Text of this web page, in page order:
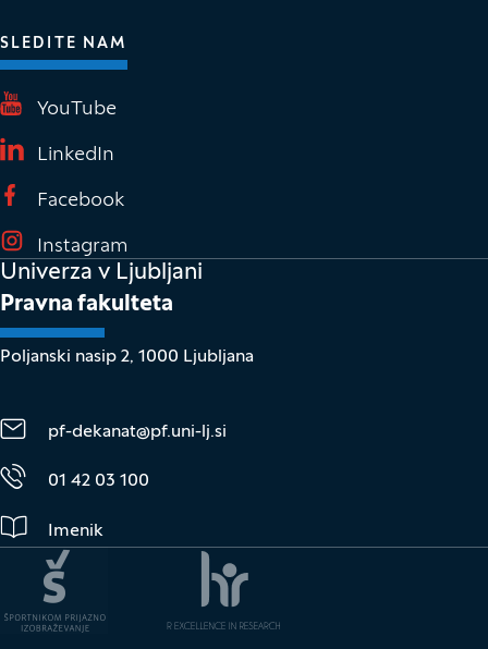
SLEDITE NAM
YouTube
LinkedIn
Facebook
Instagram
Univerza v Ljubljani
Pravna fakulteta
Poljanski nasip 2, 1000 Ljubljana
pf-dekanat@pf.uni-lj.si
01 42 03 100
Imenik